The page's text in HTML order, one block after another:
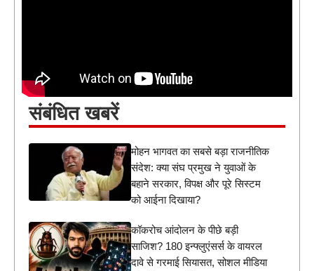
संबंधित खबरें
मोहन भागवत का सबसे बड़ा राजनीतिक
संदेश: क्या संघ प्रमुख ने युवाओं के
बहाने सरकार, विपक्ष और पूरे सिस्टम
को आईना दिखाया?
कॉकरोच आंदोलन के पीछे बड़ी
साजिश? 180 इन्फ्लुएंसर्स के वायरल
दावे से गरमाई सियासत, सोशल मीडिया